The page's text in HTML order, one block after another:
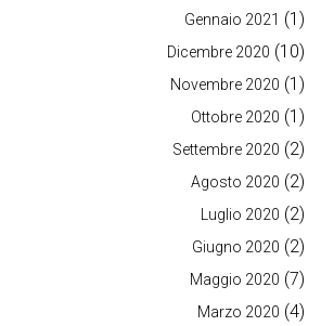
Gennaio 2021 (1)
Dicembre 2020 (10)
Novembre 2020 (1)
Ottobre 2020 (1)
Settembre 2020 (2)
Agosto 2020 (2)
Luglio 2020 (2)
Giugno 2020 (2)
Maggio 2020 (7)
Marzo 2020 (4)